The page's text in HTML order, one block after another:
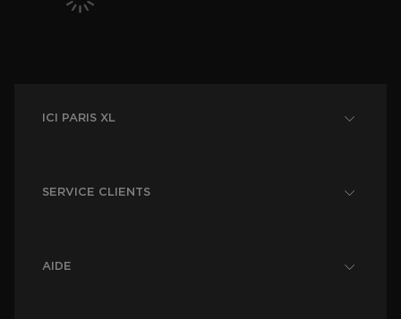
ICI PARIS XL
SERVICE CLIENTS
AIDE